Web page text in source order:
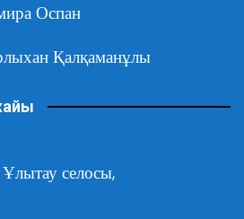
Оспан
Қалқаманұлы
Ұлытау селосы,